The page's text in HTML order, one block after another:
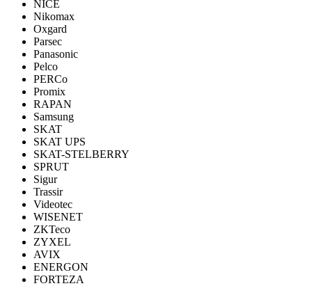
NICE
Nikomax
Oxgard
Parsec
Panasonic
Pelco
PERCo
Promix
RAPAN
Samsung
SKAT
SKAT UPS
SKAT-STELBERRY
SPRUT
Sigur
Trassir
Videotec
WISENET
ZKTeco
ZYXEL
AVIX
ENERGON
FORTEZA